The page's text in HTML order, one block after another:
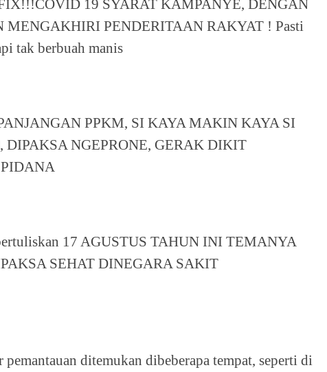
FIX!!!COVID 19 SYARAT KAMPANYE, DENGAN
MENGAKHIRI PENDERITAAN RAKYAT ! Pasti
tak berbuah manis
PPKM, SI KAYA MAKIN KAYA SI
NGEPRONE, GERAK DIKIT
17 AGUSTUS TAHUN INI TEMANYA
SEHAT DINEGARA SAKIT
pemantauan ditemukan dibeberapa tempat, seperti di